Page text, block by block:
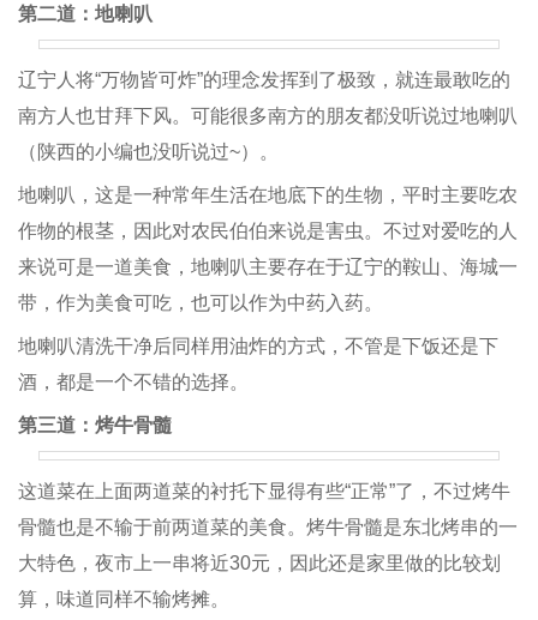
第二道：地喇叭
辽宁人将“万物皆可炸”的理念发挥到了极致，就连最敢吃的
南方人也甘拜下风。可能很多南方的朋友都没听说过地喇叭
（陕西的小编也没听说过~）。
地喇叭，这是一种常年生活在地底下的生物，平时主要吃农
作物的根茎，因此对农民伯伯来说是害虫。不过对爱吃的人
来说可是一道美食，地喇叭主要存在于辽宁的鞍山、海城一
带，作为美食可吃，也可以作为中药入药。
地喇叭清洗干净后同样用油炸的方式，不管是下饭还是下
酒，都是一个不错的选择。
第三道：烤牛骨髓
这道菜在上面两道菜的衬托下显得有些“正常”了，不过烤牛
骨髓也是不输于前两道菜的美食。烤牛骨髓是东北烤串的一
大特色，夜市上一串将近30元，因此还是家里做的比较划
算，味道同样不输烤摊。